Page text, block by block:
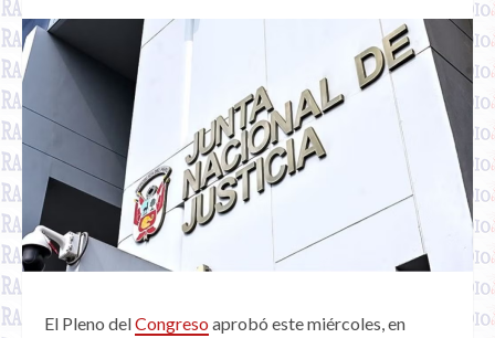
El Pleno delCongreso aprobó este miércoles, en